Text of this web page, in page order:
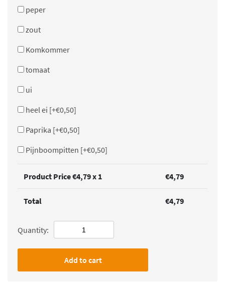
peper
zout
Komkommer
tomaat
ui
heel ei [+€0,50]
Paprika [+€0,50]
Pijnboompitten [+€0,50]
Product Price €4,79x 1 €4,79
Total €4,79
Quantity:
Add to cart